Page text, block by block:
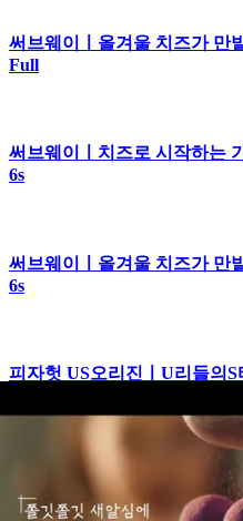
써브웨이ㅣ올겨울 치즈가 만
Full
써브웨이ㅣ치즈로 시작하는
6s
써브웨이ㅣ올겨울 치즈가 만
6s
피자헛 US오리진ㅣU리들의S
피자헛 US오리진ㅣU리들의S